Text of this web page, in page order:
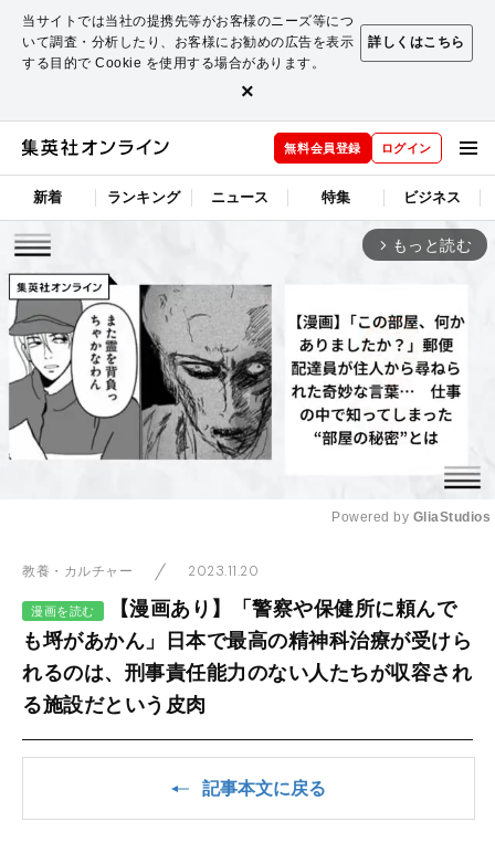
当サイトでは当社の提携先等がお客様のニーズ等につ
いて調査・分析したり、お客様にお勧めの広告を表示
する目的で Cookie を使用する場合があります。
詳しくはこちら
×
無料会員登録 ログイン
新着 ランキング ニュース 特集 ビジネス
arrow_forward_ios もっと読む
Powered by GliaStudios
教養・カルチャー 2023.11.20
漫画を読む
【漫画あり】「警察や保健所に頼んで
も埒があかん」日本で最高の精神科治療が受けら
れるのは、刑事責任能力のない人たちが収容され
る施設だという皮肉
記事本文に戻る